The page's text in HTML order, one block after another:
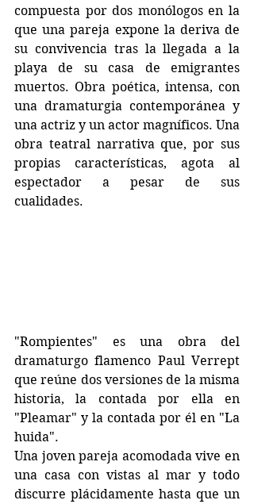
compuesta por dos monólogos en la
que una pareja expone la deriva de
su convivencia tras la llegada a la
playa de su casa de emigrantes
muertos. Obra poética, intensa, con
una dramaturgia contemporánea y
una actriz y un actor magníficos. Una
obra teatral narrativa que, por sus
propias características, agota al
espectador a pesar de sus
cualidades.
"Rompientes" es una obra del
dramaturgo flamenco Paul Verrept
que reúne dos versiones de la misma
historia, la contada por ella en
"Pleamar" y la contada por él en "La
huida".
Una joven pareja acomodada vive en
una casa con vistas al mar y todo
discurre plácidamente hasta que un